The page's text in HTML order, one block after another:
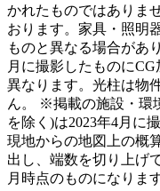
かれたものではありま
おります。家具・照明
ものと異なる場合があ
月に撮影したものに
異なります。光柱は物
ん。 ※掲載の施設・環
を除く)は2023年4月に
現地からの地図上の概
出し、端数を切り上げ
月時点のものになります